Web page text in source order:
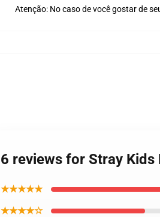
Atenção: No caso de você gostar de
6 reviews for Stray Kids
★★★★★
★★★★☆